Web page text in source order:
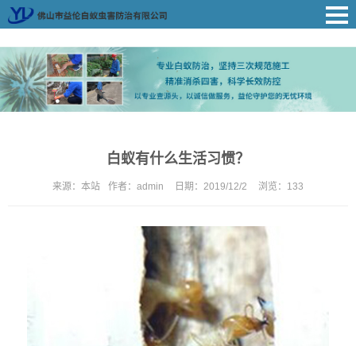
白蚁有什么生活习惯？
来源： 本站 作者： admin 日期： 2019/12/2 浏览： 133